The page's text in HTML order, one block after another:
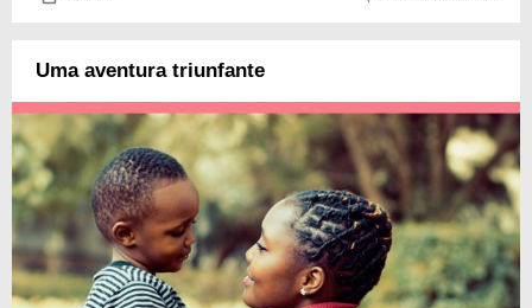
Uma aventura triunfante